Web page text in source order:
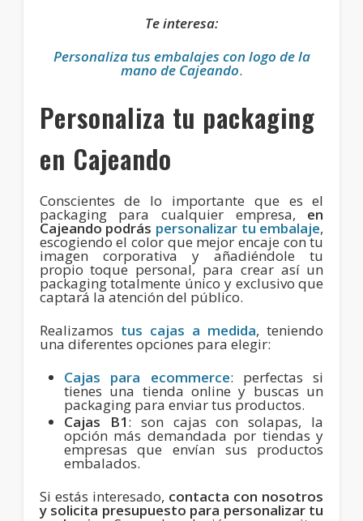
Te interesa:
Personaliza tus embalajes con logo de la
mano de Cajeando.
Personaliza tu packaging
en Cajeando
Conscientes de lo importante que es el
packaging para cualquier empresa, en
Cajeando podrás personalizar tu embalaje,
escogiendo el color que mejor encaje con tu
imagen corporativa y añadiéndole tu
propio toque personal, para crear así un
packaging totalmente único y exclusivo que
captará la atención del público.
Realizamos tus cajas a medida, teniendo
una diferentes opciones para elegir:
Cajas para ecommerce: perfectas si
tienes una tienda online y buscas un
packaging para enviar tus productos.
Cajas B1: son cajas con solapas, la
opción más demandada por tiendas y
empresas que envían sus productos
embalados.
Si estás interesado, contacta con nosotros
y solicita presupuesto para personalizar tu